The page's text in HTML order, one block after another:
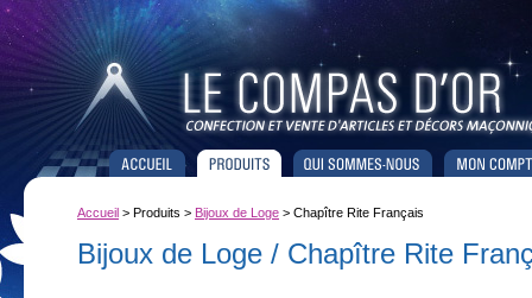
Accueil > Produits > Bijoux de Loge > Chapître Rite Français
Bijoux de Loge / Chapître Rite